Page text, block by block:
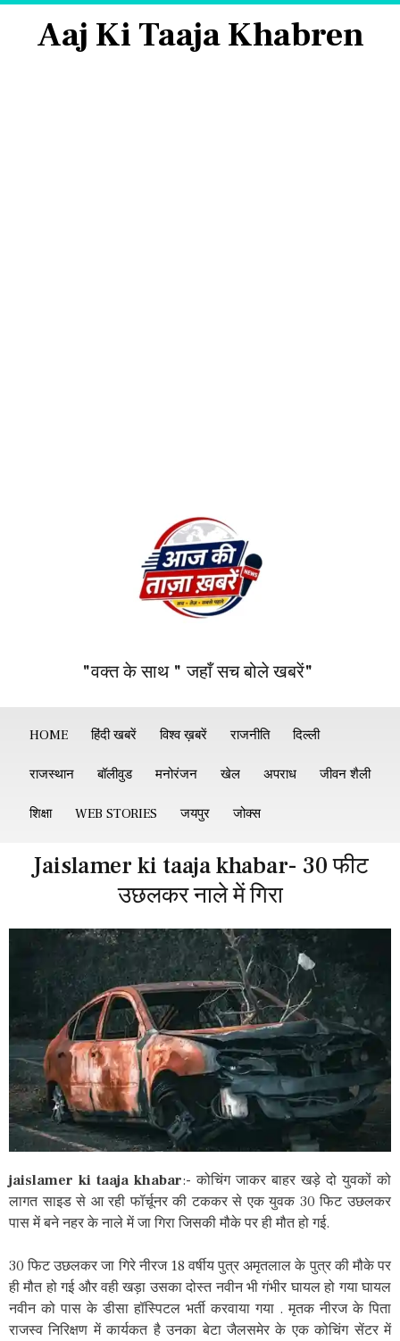
Aaj Ki Taaja Khabren
"वक्त के साथ " जहाँ सच बोले खबरें"
HOME हिंदी खबरें विश्व ख़बरें राजनीति दिल्ली
राजस्थान बॉलीवुड मनोरंजन खेल अपराध जीवन शैली
शिक्षा WEB STORIES जयपुर जोक्स
Jaislamer ki taaja khabar- 30 फीट
उछलकर नाले में गिरा
jaislamer ki taaja khabar:- कोचिंग जाकर बाहर खड़े दो युवकों को
लागत साइड से आ रही फॉर्चूनर की टककर से एक युवक 30 फिट उछलकर
पास में बने नहर के नाले में जा गिरा जिसकी मौके पर ही मौत हो गई.
30 फिट उछलकर जा गिरे नीरज 18 वर्षीय पुत्र अमृतलाल के पुत्र की मौके पर
ही मौत हो गई और वही खड़ा उसका दोस्त नवीन भी गंभीर घायल हो गया घायल
नवीन को पास के डीसा हॉस्पिटल भर्ती करवाया गया . मृतक नीरज के पिता
राजस्व निरिक्षण में कार्यकत है उनका बेटा जैलसमेर के एक कोचिंग सेंटर में